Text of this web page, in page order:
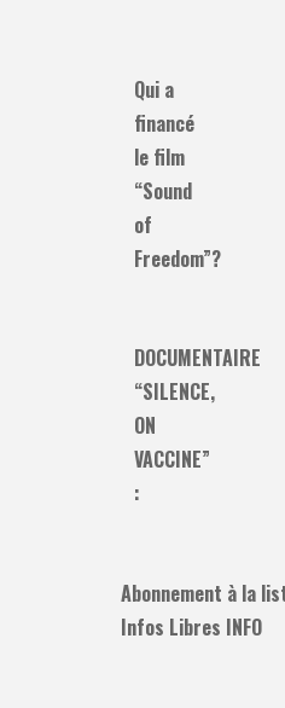
Qui a
financé
le film
“Sound
of
Freedom”?
DOCUMENTAIRE
“SILENCE,
ON
VACCINE”
:
Abonnement à la
Infos Libres INFO